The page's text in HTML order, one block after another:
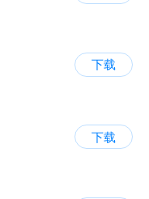
下载
下载